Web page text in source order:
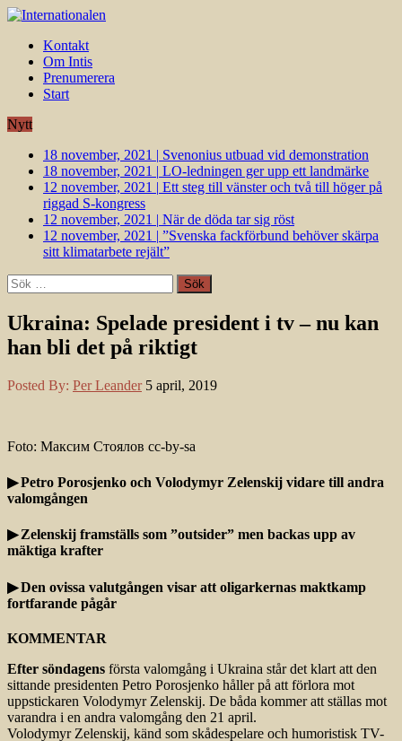
Kontakt
Om Intis
Prenumerera
Start
Nytt
18 november, 2021 | Svenonius utbuad vid demonstration
18 november, 2021 | LO-ledningen ger upp ett landmärke
12 november, 2021 | Ett steg till vänster och två till höger på
riggad S-kongress
12 november, 2021 | När de döda tar sig röst
12 november, 2021 | ”Svenska fackförbund behöver skärpa
sitt klimatarbete rejält”
Sök
efter:
Ukraina: Spelade president i tv – nu kan
han bli det på riktigt
Posted By: Per Leander 5 april, 2019
Foto: Максим Стоялов cc-by-sa
▶ Petro Porosjenko och Volodymyr Zelenskij vidare till andra
valomgången
▶ Zelenskij framställs som ”outsider” men backas upp av
mäktiga krafter
▶ Den ovissa valutgången visar att oligarkernas maktkamp
fortfarande pågår
KOMMENTAR
Efter söndagens första valomgång i Ukraina står det klart att den
sittande presidenten Petro Porosjenko håller på att förlora mot
uppstickaren Volodymyr Zelenskij. De båda kommer att ställas mot
varandra i en andra valomgång den 21 april.
Volodymyr Zelenskij, känd som skådespelare och humoristisk TV-